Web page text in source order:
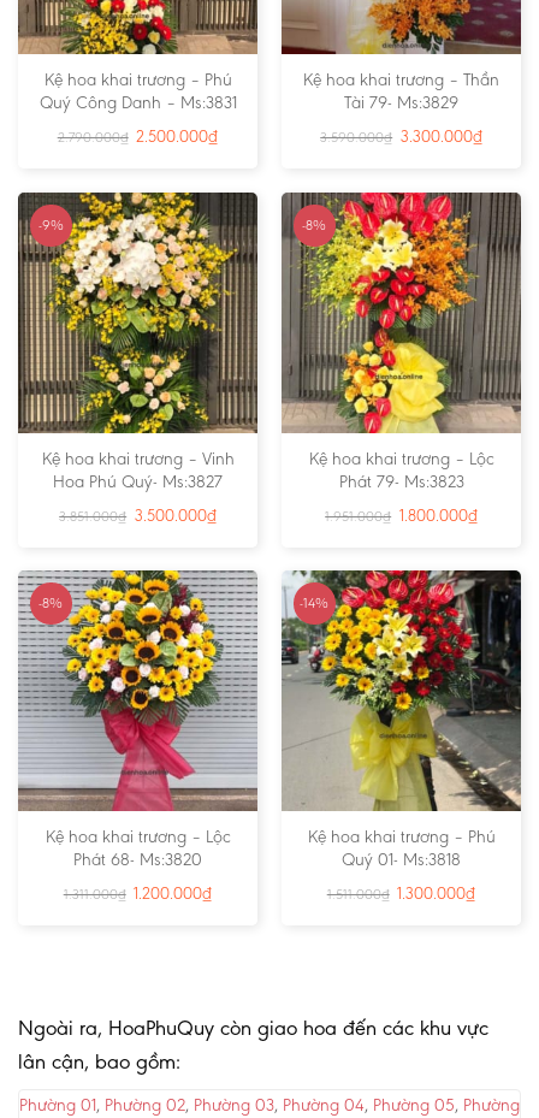
Kệ hoa khai trương – Phú
Quý Công Danh – Ms:3831
2.790.000₫ 2.500.000₫
Kệ hoa khai trương – Thần
Tài 79- Ms:3829
3.590.000₫ 3.300.000₫
-9%
Kệ hoa khai trương – Vinh
Hoa Phú Quý- Ms:3827
3.851.000₫ 3.500.000₫
-8%
Kệ hoa khai trương – Lộc
Phát 79- Ms:3823
1.951.000₫ 1.800.000₫
-8%
Kệ hoa khai trương – Lộc
Phát 68- Ms:3820
1.311.000₫ 1.200.000₫
-14%
Kệ hoa khai trương – Phú
Quý 01- Ms:3818
1.511.000₫ 1.300.000₫
Ngoài ra, HoaPhuQuy còn giao hoa đến các khu vực
lân cận, bao gồm:
Phường 01, Phường 02, Phường 03, Phường 04, Phường 05, Phường